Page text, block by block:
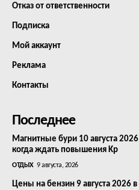
Отказ от ответственности
Подписка
Мой аккаунт
Реклама
Контакты
Последнее
Магнитные бури 10 августа
когда ждать повышения Kp
ОТДЫХ 9 августа, 2026
Цены на бензин 9 августа 2026